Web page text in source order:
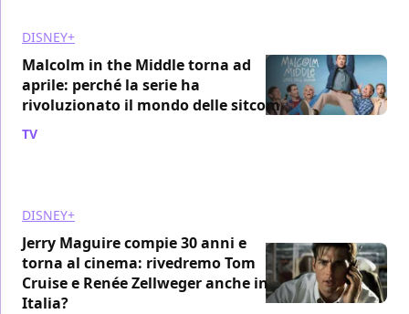
DISNEY+
Malcolm in the Middle torna ad
aprile: perché la serie ha
rivoluzionato il mondo delle sitcom
TV
DISNEY+
Jerry Maguire compie 30 anni e
torna al cinema: rivedremo Tom
Cruise e Renée Zellweger anche in
Italia?